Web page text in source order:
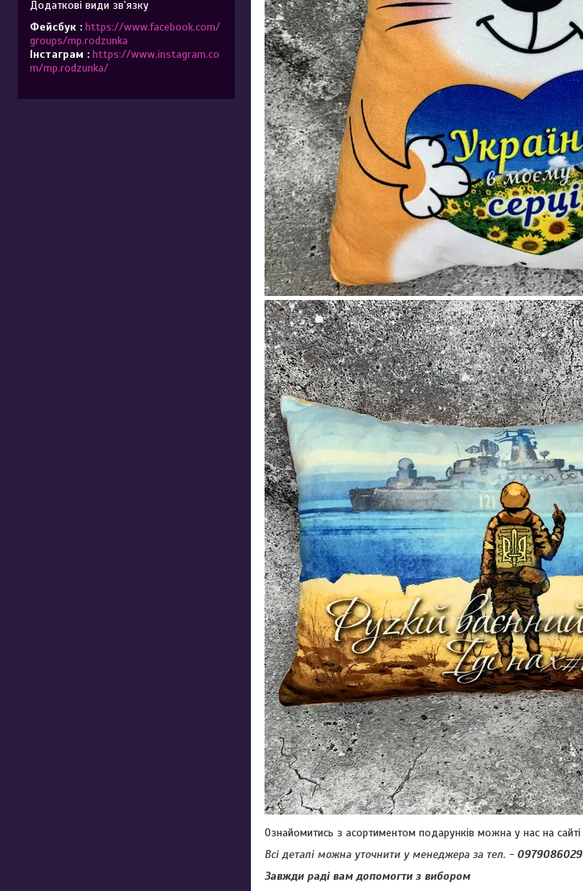
Ознайомитись з асортиментом подарунків можна у нас на сайті
Всі деталі можна уточнити у менеджера за тел. - 0979086029
Завжди раді вам допомогти з вибором
Фейсбук
https://www.facebook.com/
groups/mp.rodzunka
Інстаграм
https://www.instagram.co
m/mp.rodzunka/